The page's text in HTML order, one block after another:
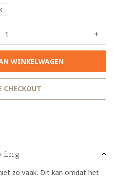
WINKELWAGEN
CHECKOUT
zo vaak. Dit kan omdat het